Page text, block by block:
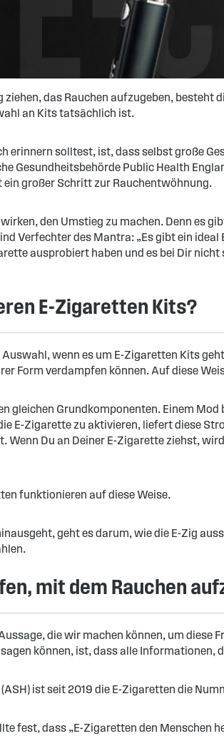
ziehen, das Rauchen aufzugeben,
an Kits tatsächlich ist.
erinnern solltest, ist, dass selbst große
Gesundheitsbehörde Public Health
großer Schritt zur Rauchentwöhnung.
den Umstieg zu machen. Denn es
Verfechter des Mantra: „Es gibt ein
ausprobiert haben und es bei Dir
E-Zigaretten Kits?
wenn es um E-Zigaretten Kits
Form verdampfen können. Auf diese
gleichen Grundkomponenten. Einem
E-Zigarette zu aktivieren, liefert diese
Wenn Du an Deiner E-Zigarette ziehst,
funktionieren auf diese Weise.
geht es darum, wie die E-Zig
mit dem Rauchen
die wir machen können, um
können, ist, dass alle Informationen,
ist seit 2019 die E-Zigaretten die
fest, dass „E-Zigaretten den Menschen